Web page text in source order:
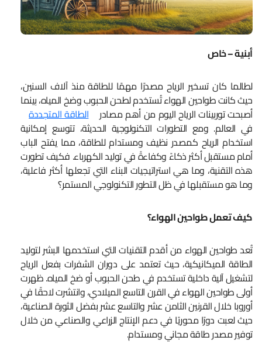
أبنية – خاص
لطالما كان تسخير الرياح مصدرًا مهمًا للطاقة منذ آلاف السنين،
حيث كانت طواحين الهواء تُستخدم لطحن الحبوب وضخ المياه، بينما
أصبحت توربينات الرياح اليوم من أهم مصادر الطاقة المتجددة
في العالم. ومع التطورات التكنولوجية الحديثة، تتوسع إمكانية
استخدام الرياح كمصدر نظيف ومستدام للطاقة، مما يفتح الباب
أمام مستقبل أكثر ذكاءً وكفاءةً في توليد الكهرباء. فكيف تطورت
هذه التقنية، وما هي استراتيجيات البناء التي تجعلها أكثر فاعلية،
وما هو مستقبلها في ظل التطور التكنولوجي المستمر؟
كيف تعمل طواحين الهواء؟
تُعد طواحين الهواء من أقدم التقنيات التي استخدمها البشر لتوليد
الطاقة الميكانيكية، حيث تعتمد على دوران الشفرات بفعل الرياح
لتشغيل آلية داخلية تستخدم في طحن الحبوب أو ضخ المياه. ظهرت
أولى طواحين الهواء في القرن التاسع الميلادي، وانتشرت لاحقًا في
أوروبا خلال القرنين الثامن عشر والتاسع عشر بفضل الثورة الصناعية،
حيث لعبت دورًا محوريًا في دعم الإنتاج الزراعي والصناعي من خلال
توفير مصدر طاقة مجاني ومستدام.